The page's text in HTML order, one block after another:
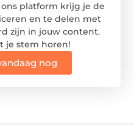
platform krijg je de
en te delen met
zijn in jouw content.
je stem horen!
nog